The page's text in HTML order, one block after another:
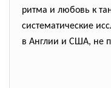
ритма и любовь к
систематические
в Англии и США, не